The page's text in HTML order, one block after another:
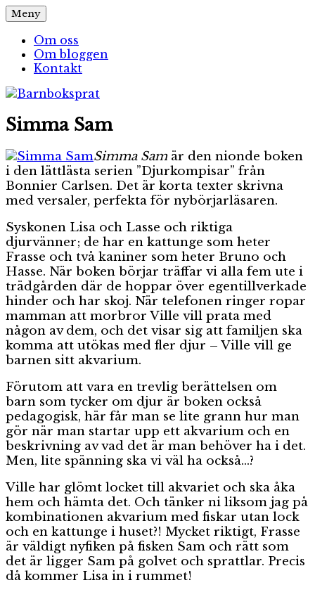
Hoppa
till
innehåll
Barnboksprat
– en blogg om barnböcker
Meny
Om oss
Om bloggen
Kontakt
Simma Sam
Simma Sam är den nionde boken
i den lättlästa serien ”Djurkompisar” från
Bonnier Carlsen. Det är korta texter skrivna
med versaler, perfekta för nybörjarläsaren.
Syskonen Lisa och Lasse och riktiga
djurvänner; de har en kattunge som heter
Frasse och två kaniner som heter Bruno och
Hasse. När boken börjar träffar vi alla fem ute i
trädgården där de hoppar över egentillverkade
hinder och har skoj. När telefonen ringer ropar
mamman att morbror Ville vill prata med
någon av dem, och det visar sig att familjen ska
komma att utökas med fler djur – Ville vill ge
barnen sitt akvarium.
Förutom att vara en trevlig berättelsen om
barn som tycker om djur är boken också
pedagogisk, här får man se lite grann hur man
gör när man startar upp ett akvarium och en
beskrivning av vad det är man behöver ha i det.
Men, lite spänning ska vi väl ha också…?
Ville har glömt locket till akvariet och ska åka
hem och hämta det. Och tänker ni liksom jag på
kombinationen akvarium med fiskar utan lock
och en kattunge i huset?! Mycket riktigt, Frasse
är väldigt nyfiken på fisken Sam och rätt som
det är ligger Sam på golvet och sprattlar. Precis
då kommer Lisa in i rummet!